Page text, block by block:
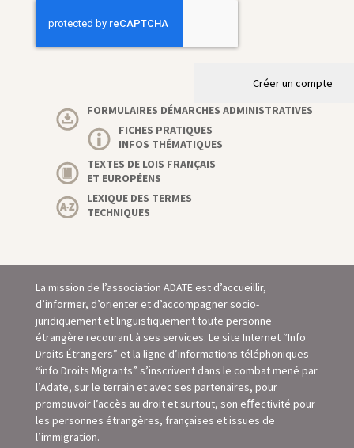
Créer un compte
FORMULAIRES DÉMARCHES ADMINISTRATIVES
FICHES PRATIQUES
INFOS THÉMATIQUES
TEXTES DE LOIS FRANÇAIS
ET EUROPÉENS
LEXIQUE DES TERMES
TECHNIQUES
La mission de l’association ADATE est d’accueillir,
d’informer, d’orienter et d’accompagner socio-
juridiquement et linguistiquement toute personne
étrangère recourant à ses services. Le site Internet “Info
Droits Étrangers” et la ligne d’informations téléphoniques
“info Droits Migrants” s’inscrivent dans le combat mené par
l’Adate, sur le terrain et avec ses partenaires, pour
promouvoir l’accès au droit et surtout, son eﬀectivité pour
les personnes étrangères, françaises et issues de
l’immigration.